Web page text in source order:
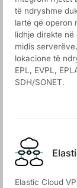
të ndryshme
lartë që operon
lidhje direkte
midis
lokacione të
EPL, EVPL,
SDH/SONET.
Elastic Cloud